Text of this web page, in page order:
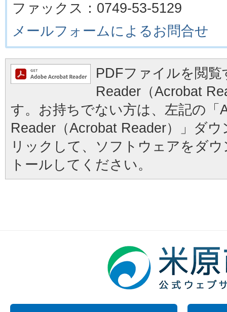
ファックス：0749-53-5129
メールフォームによるお問合せ
PDFファイルを閲
Reader（Acrobat
す。お持ちでない方は、左記の「
Reader（Acrobat Reader）」ダ
リックして、ソフトウェアをダ
トールしてください。